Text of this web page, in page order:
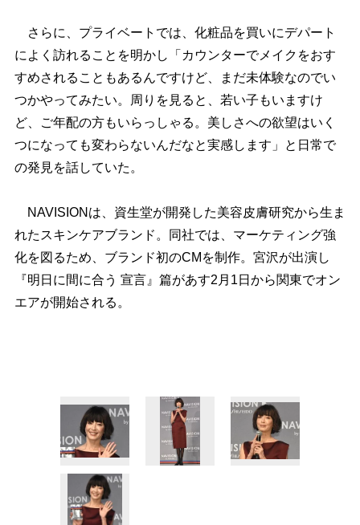
さらに、プライベートでは、化粧品を買いにデパート
によく訪れることを明かし「カウンターでメイクをおす
すめされることもあるんですけど、まだ未体験なのでい
つかやってみたい。周りを見ると、若い子もいますけ
ど、ご年配の方もいらっしゃる。美しさへの欲望はいく
つになっても変わらないんだなと実感します」と日常で
の発見を話していた。
NAVISIONは、資生堂が開発した美容皮膚研究から生ま
れたスキンケアブランド。同社では、マーケティング強
化を図るため、ブランド初のCMを制作。宮沢が出演し
『明日に間に合う 宣言』篇があす2月1日から関東でオン
エアが開始される。